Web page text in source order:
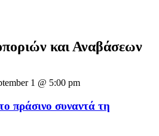
και Αναβάσεων
1 @ 5:00 pm
πράσινο συναντά τη